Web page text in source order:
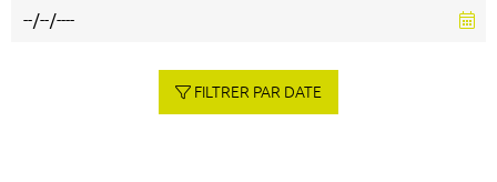
FILTRER PAR DATE